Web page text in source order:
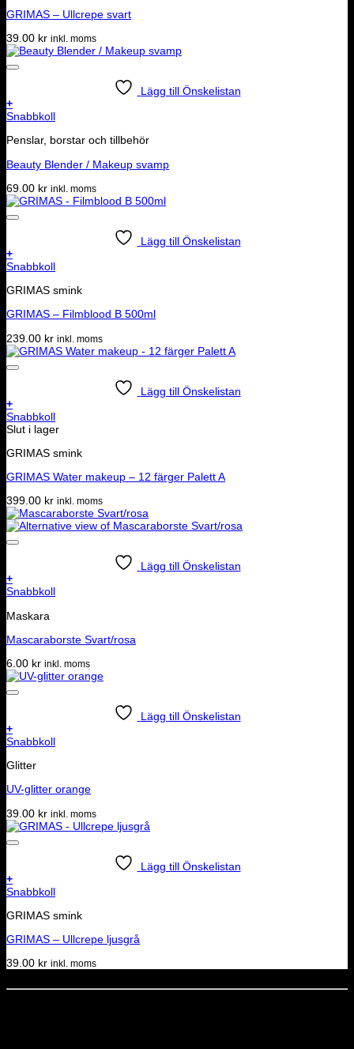
GRIMAS – Ullcrepe svart
39.00 kr inkl. moms
Lägg till Önskelistan
+
Snabbkoll
Penslar, borstar och tillbehör
Beauty Blender / Makeup svamp
69.00 kr inkl. moms
Lägg till Önskelistan
+
Snabbkoll
GRIMAS smink
GRIMAS – Filmblood B 500ml
239.00 kr inkl. moms
Lägg till Önskelistan
+
Snabbkoll
Slut i lager
GRIMAS smink
GRIMAS Water makeup – 12 färger Palett A
399.00 kr inkl. moms
Lägg till Önskelistan
+
Snabbkoll
Maskara
Mascaraborste Svart/rosa
6.00 kr inkl. moms
Lägg till Önskelistan
+
Snabbkoll
Glitter
UV-glitter orange
39.00 kr inkl. moms
Lägg till Önskelistan
+
Snabbkoll
GRIMAS smink
GRIMAS – Ullcrepe ljusgrå
39.00 kr inkl. moms